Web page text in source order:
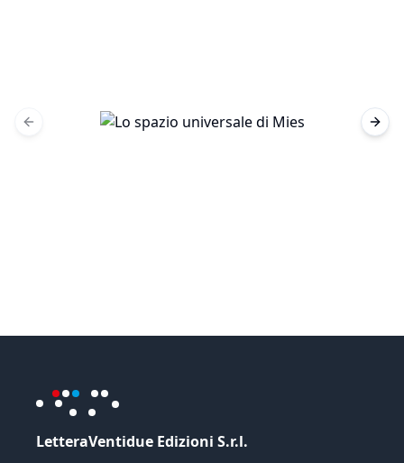
Previous slide
LetteraVentidue Edizioni S.r.l.